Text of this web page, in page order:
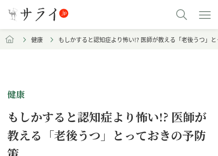
健康 もしかすると認知症より怖い!? 医師が教える「老後うつ」
健康
もしかすると認知症より怖い!? 医師が
教える「老後うつ」とっておきの予防